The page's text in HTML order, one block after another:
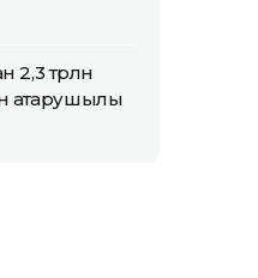
2,3 трлн
атқарушылық